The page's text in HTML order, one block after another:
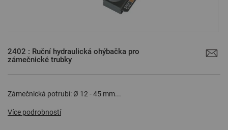
2402 : Ruční hydraulická ohýbačka pro
zámečnické trubky
Zámečnická potrubí: Ø 12 - 45 mm...
Více podrobností
začátek
galerie
obrázky